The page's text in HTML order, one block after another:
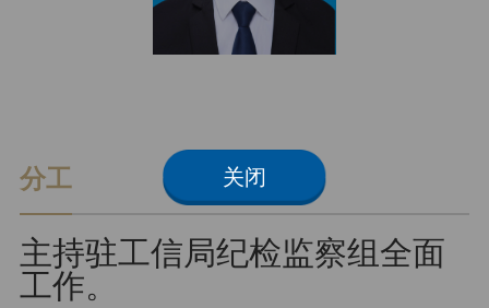
关闭
分工
主持驻工信局纪检监察组全面
工作。